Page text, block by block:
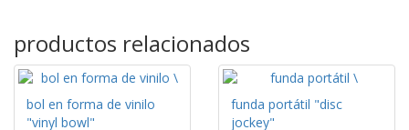
productos relacionados
bol en forma de vinilo
"vinyl bowl"
funda portátil "disc
jockey"